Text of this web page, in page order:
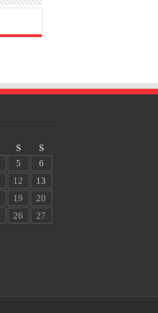
S
S
5
6
12
13
19
20
26
27